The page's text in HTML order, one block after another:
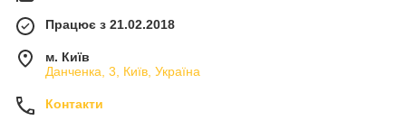
Працює з 21.02.2018
м. Київ
Данченка, 3, Київ, Україна
Контакти